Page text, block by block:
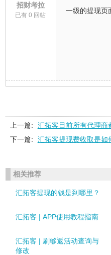
招财考拉
已有 0 回帖
一级的提现页
上一篇:
汇拓客目前所有代理商
下一篇:
汇拓客提现费收取是如
相关推荐
汇拓客提现的钱是到哪里？
汇拓客 | APP使用教程指南
汇拓客 | 刷够返活动查询与
修改